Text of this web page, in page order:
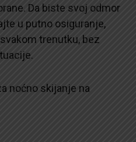
Da biste svoj odmor
u putno osiguranje,
trenutku, bez
noćno skijanje na